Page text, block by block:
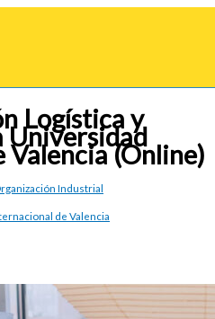
Logística y
Universidad
(Online)
Industrial
de Valencia